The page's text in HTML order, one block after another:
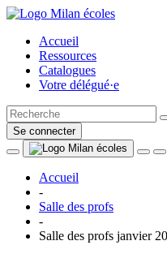
Accueil
Ressources
Catalogues
Votre délégué·e
Se connecter
Accueil
-
Salle des profs
-
Salle des profs janvier